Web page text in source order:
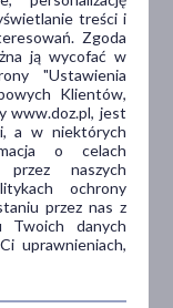
marki Veera
używania
treści i
Zgoda
ją wycofać w
"Ustawienia
Klientów,
www.doz.pl, jest
a w niektórych
o celach
przez naszych
ochrony
przez nas z
Twoich danych
uprawnieniach,